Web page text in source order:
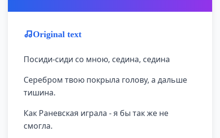
Original text
Посиди-сиди со мною, седина, седина
Серебром твою покрыла голову, а дальше
тишина.
Как Раневская играла - я бы так же не
смогла.